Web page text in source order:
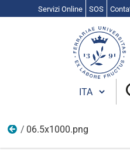
Servizi Online SOS
Cambia
24
06.5x1000.png